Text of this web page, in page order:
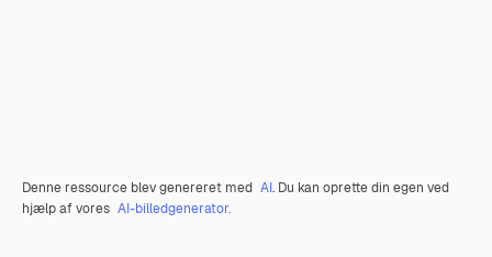
Denne ressource blev genereret med AI. Du kan oprette din egen ved
hjælp af vores AI-billedgenerator.